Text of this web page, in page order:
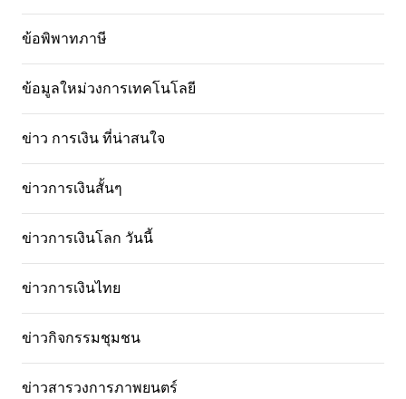
ข้อพิพาทภาษี
ข้อมูลใหม่วงการเทคโนโลยี
ข่าว การเงิน ที่น่าสนใจ
ข่าวการเงินสั้นๆ
ข่าวการเงินโลก วันนี้
ข่าวการเงินไทย
ข่าวกิจกรรมชุมชน
ข่าวสารวงการภาพยนตร์